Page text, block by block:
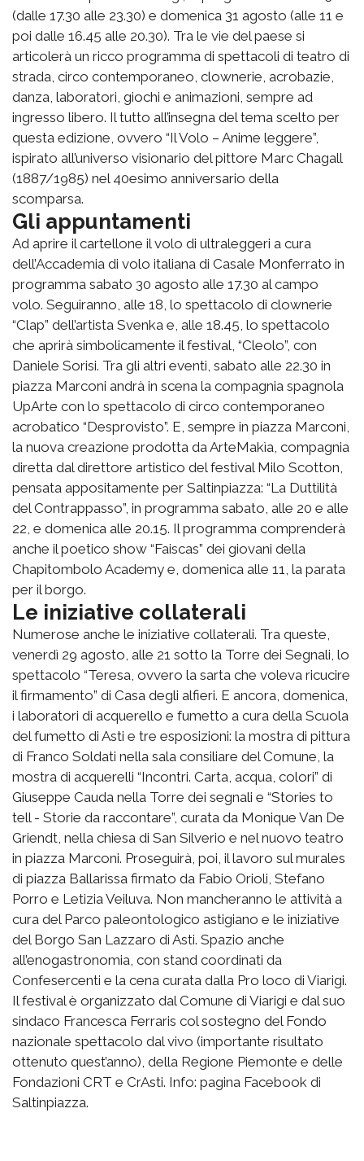
(dalle 17.30 alle 23.30) e domenica 31 agosto (alle 11 e
poi dalle 16.45 alle 20.30). Tra le vie del paese si
articolerà un ricco programma di spettacoli di teatro di
strada, circo contemporaneo, clownerie, acrobazie,
danza, laboratori, giochi e animazioni, sempre ad
ingresso libero. Il tutto all’insegna del tema scelto per
questa edizione, ovvero “Il Volo – Anime leggere”,
ispirato all’universo visionario del pittore Marc Chagall
(1887/1985) nel 40esimo anniversario della
scomparsa.
Gli appuntamenti
Ad aprire il cartellone il volo di ultraleggeri a cura
dell’Accademia di volo italiana di Casale Monferrato in
programma sabato 30 agosto alle 17.30 al campo
volo. Seguiranno, alle 18, lo spettacolo di clownerie
“Clap” dell’artista Svenka e, alle 18.45, lo spettacolo
che aprirà simbolicamente il festival, “Cleolo”, con
Daniele Sorisi. Tra gli altri eventi, sabato alle 22.30 in
piazza Marconi andrà in scena la compagnia spagnola
UpArte con lo spettacolo di circo contemporaneo
acrobatico “Desprovisto”. E, sempre in piazza Marconi,
la nuova creazione prodotta da ArteMakìa, compagnia
diretta dal direttore artistico del festival Milo Scotton,
pensata appositamente per Saltinpiazza: “La Duttilità
del Contrappasso”, in programma sabato, alle 20 e alle
22, e domenica alle 20.15. Il programma comprenderà
anche il poetico show “Faiscas” dei giovani della
Chapitombolo Academy e, domenica alle 11, la parata
per il borgo.
Le iniziative collaterali
Numerose anche le iniziative collaterali. Tra queste,
venerdì 29 agosto, alle 21 sotto la Torre dei Segnali, lo
spettacolo “Teresa, ovvero la sarta che voleva ricucire
il firmamento” di Casa degli alfieri. E ancora, domenica,
i laboratori di acquerello e fumetto a cura della Scuola
del fumetto di Asti e tre esposizioni: la mostra di pittura
di Franco Soldati nella sala consiliare del Comune, la
mostra di acquerelli “Incontri. Carta, acqua, colori” di
Giuseppe Cauda nella Torre dei segnali e “Stories to
tell - Storie da raccontare”, curata da Monique Van De
Griendt, nella chiesa di San Silverio e nel nuovo teatro
in piazza Marconi. Proseguirà, poi, il lavoro sul murales
di piazza Ballarissa firmato da Fabio Orioli, Stefano
Porro e Letizia Veiluva. Non mancheranno le attività a
cura del Parco paleontologico astigiano e le iniziative
del Borgo San Lazzaro di Asti. Spazio anche
all’enogastronomia, con stand coordinati da
Confesercenti e la cena curata dalla Pro loco di Viarigi.
Il festival è organizzato dal Comune di Viarigi e dal suo
sindaco Francesca Ferraris col sostegno del Fondo
nazionale spettacolo dal vivo (importante risultato
ottenuto quest’anno), della Regione Piemonte e delle
Fondazioni CRT e CrAsti. Info: pagina Facebook di
Saltinpiazza.